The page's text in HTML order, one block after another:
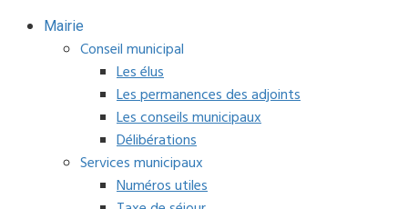
Mairie
Conseil municipal
Les élus
Les permanences des adjoints
Les conseils municipaux
Délibérations
Services municipaux
Numéros utiles